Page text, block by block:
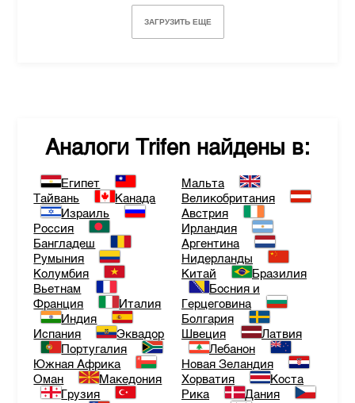
ЗАГРУЗИТЬ ЕЩЕ
Аналоги Trifen найдены в:
Египет
Тайвань
Канада
Израиль
Россия
Бангладеш
Румыния
Колумбия
Вьетнам
Франция
Италия
Индия
Испания
Эквадор
Португалия
Южная Африка
Оман
Македония
Грузия
Мальта
Великобритания
Австрия
Ирландия
Аргентина
Нидерланды
Китай
Бразилия
Босния и
Герцеговина
Болгария
Швеция
Латвия
Лебанон
Новая Зеландия
Хорватия
Коста
Рика
Дания